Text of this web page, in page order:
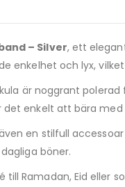
– Silver, ett
enkelhet och lyx,
är noggrant
enkelt att bära
en stilfull
böner.
Ramadan, Eid eller